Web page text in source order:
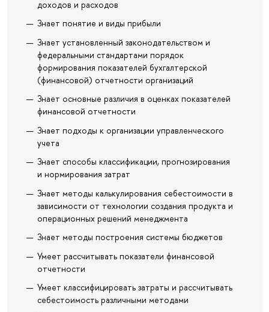
доходов и расходов
Знает понятие и виды прибыли
Знает установленный законодательством и
федеральными стандартами порядок
формирования показателей бухгалтерской
(финансовой) отчетности организаций
Знает основные различия в оценках показателей
финансовой отчетности
Знает подходы к организации управленческого
учета
Знает способы классификации, прогнозирования
и нормирования затрат
Знает методы калькулирования себестоимости в
зависимости от технологии создания продукта и
операционных решений менеджмента
Знает методы построения системы бюджетов
Умеет рассчитывать показатели финансовой
отчетности
Умеет классифицировать затраты и рассчитывать
себестоимость различными методами